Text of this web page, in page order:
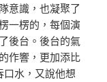
意識，也凝聚了
一楞的，每個演
後台。後台的氣
作響，更加添比
水，又說他想